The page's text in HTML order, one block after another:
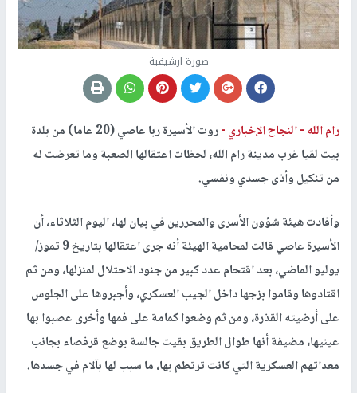
صورة ارشيفية
رام الله -النجاح الإخباري -
روت الأسيرة ربا عاصي (20 عاما) من بلدة
بيت لقيا غرب مدينة رام الله، لحظات اعتقالها الصعبة وما تعرضت له
من تنكيل وأذى جسدي ونفسي.
وأفادت هيئة شؤون الأسرى والمحررين في بيان لها، اليوم الثلاثاء، أن
الأسيرة عاصي قالت لمحامية الهيئة أنه جرى اعتقالها بتاريخ 9 تموز/
يوليو الماضي، بعد اقتحام عدد كبير من جنود الاحتلال لمنزلها، ومن ثم
اقتادوها وقاموا بزجها داخل الجيب العسكري، وأجبروها على الجلوس
على أرضيته القذرة، ومن ثم وضعوا كمامة على فمها وأخرى عصبوا بها
عينيها، مضيفة أنها طوال الطريق بقيت جالسة بوضع قرفصاء بجانب
معداتهم العسكرية التي كانت ترتطم بها، ما سبب لها بآلام في جسدها.